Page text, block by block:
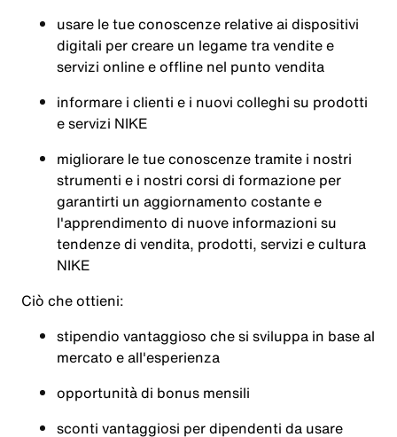
usare le tue conoscenze relative ai dispositivi
digitali per creare un legame tra vendite e
servizi online e offline nel punto vendita
informare i clienti e i nuovi colleghi su prodotti
e servizi NIKE
migliorare le tue conoscenze tramite i nostri
strumenti e i nostri corsi di formazione per
garantirti un aggiornamento costante e
l'apprendimento di nuove informazioni su
tendenze di vendita, prodotti, servizi e cultura
NIKE
Ciò che ottieni:
stipendio vantaggioso che si sviluppa in base al
mercato e all'esperienza
opportunità di bonus mensili
sconti vantaggiosi per dipendenti da usare